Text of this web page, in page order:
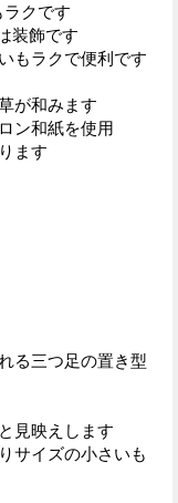
ラクです
装飾です
もラクで便利です
が和みます
ン和紙を使用
ます
る三つ足の置き型
見映えします
サイズの小さいも